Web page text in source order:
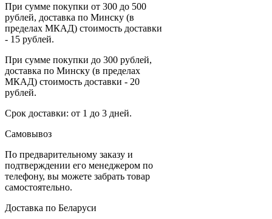
При сумме покупки от 300 до 500
рублей, доставка по Минску (в
пределах МКАД) стоимость доставки
- 15 рублей.
При сумме покупки до 300 рублей,
доставка по Минску (в пределах
МКАД) стоимость доставки - 20
рублей.
Срок доставки: от 1 до 3 дней.
Самовывоз
По предварительному заказу и
подтверждении его менеджером по
телефону, вы можете забрать товар
самостоятельно.
Доставка по Беларуси